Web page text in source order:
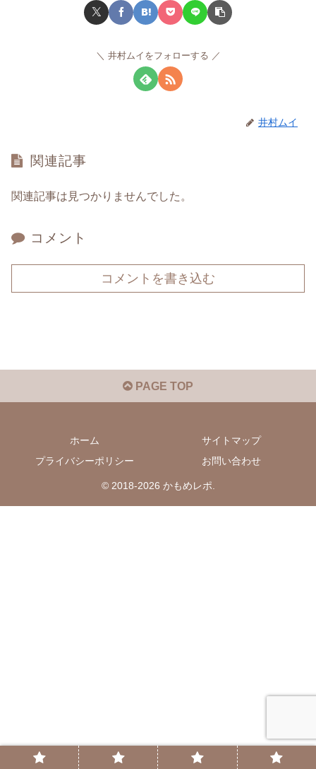
井村ムイをフォローする
井村ムイ
関連記事
関連記事は見つかりませんでした。
コメント
コメントを書き込む
PAGE TOP
ホーム
サイトマップ
プライバシーポリシー
お問い合わせ
© 2018-2026 かもめレポ.